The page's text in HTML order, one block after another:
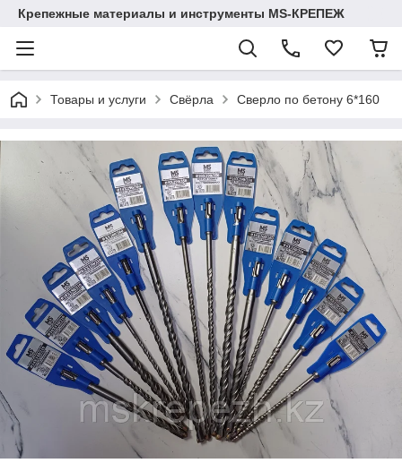
Крепежные материалы и инструменты MS-КРЕПЕЖ
Товары и услуги Свёрла Сверло по бетону 6*160